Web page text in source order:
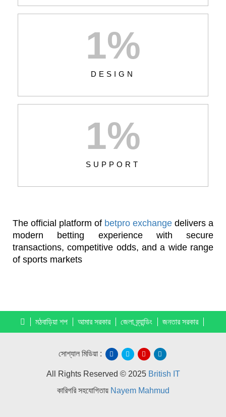
DESIGN
1%
SUPPORT
1%
The official platform of betpro exchange delivers a
modern betting experience with secure
transactions, competitive odds, and a wide range
of sports markets
মঠবাড়িয়া শপ আমার সরকার জেলা ব্র্যান্ডিং জনতার সরকার
সোশ্যাল মিডিয়া :
All Rights Reserved © 2025 British IT
কারিগরি সহযোগিতায় Nayem Mahmud